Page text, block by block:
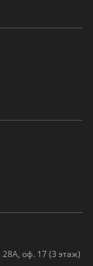
28А, оф. 17 (3 этаж)